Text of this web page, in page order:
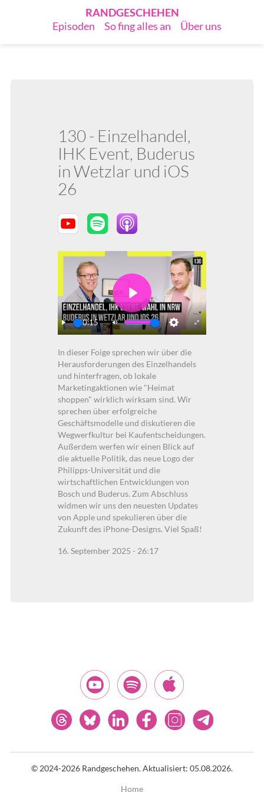
RANDGESCHEHEN
Episoden
So fing alles an Über uns
130 - Einzelhandel,
IHK Event, Buderus
in Wetzlar und iOS
26
Play
30:15
Mute Settings
Enter
Play
In dieser Foige sprechen wir über die
Herausforderungen des Einzelhandels
und hinterfragen, ob lokale
Marketingaktionen wie "Heimat
shoppen" wirklich wirksam sind. Wir
sprechen über erfolgreiche
Geschäftsmodelle und diskutieren die
Wegwerfkultur bei Kaufentscheidungen.
Außerdem werfen wir einen Blick auf
die aktuelle Politik, das neue Logo der
Philipps-Universität und die
wirtschaftlichen Entwicklungen von
Bosch und Buderus. Zum Abschluss
widmen wir uns den neuesten Updates
von Apple und spekulieren über die
Zukunft des iPhone-Designs. Viel Spaß!
16. September 2025 - 26:17
© 2024-2026 Randgeschehen.Aktualisiert: 05.08.2026.
Home